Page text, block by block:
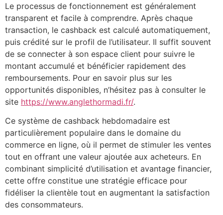
Le processus de fonctionnement est généralement
transparent et facile à comprendre. Après chaque
transaction, le cashback est calculé automatiquement,
puis crédité sur le profil de l’utilisateur. Il suffit souvent
de se connecter à son espace client pour suivre le
montant accumulé et bénéficier rapidement des
remboursements. Pour en savoir plus sur les
opportunités disponibles, n’hésitez pas à consulter le
site https://www.anglethormadi.fr/.
Ce système de cashback hebdomadaire est
particulièrement populaire dans le domaine du
commerce en ligne, où il permet de stimuler les ventes
tout en offrant une valeur ajoutée aux acheteurs. En
combinant simplicité d’utilisation et avantage financier,
cette offre constitue une stratégie efficace pour
fidéliser la clientèle tout en augmentant la satisfaction
des consommateurs.